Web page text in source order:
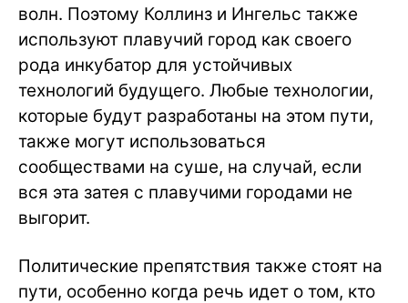
волн. Поэтому Коллинз и Ингельс также
используют плавучий город как своего
рода инкубатор для устойчивых
технологий будущего. Любые технологии,
которые будут разработаны на этом пути,
также могут использоваться
сообществами на суше, на случай, если
вся эта затея с плавучими городами не
выгорит.
Политические препятствия также стоят на
пути, особенно когда речь идет о том, кто